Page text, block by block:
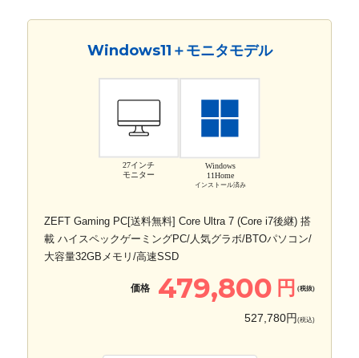
Windows11＋モニタモデル
27インチ
モニター
Windows
11Home
インストール済み
ZEFT Gaming PC[送料無料] Core Ultra 7 (Core i7後継) 搭
載 ハイスペックゲーミングPC/人気グラボ/BTOパソコン/
大容量32GBメモリ/高速SSD
価格 479,800 円 (税抜)
527,780円 (税込)